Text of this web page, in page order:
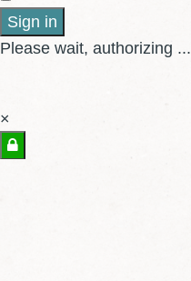
Sign in
Please wait, authorizing ...
×